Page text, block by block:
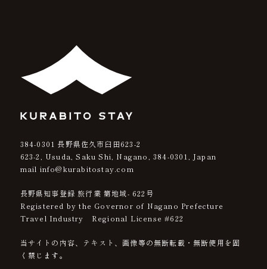
384-0301 長野県佐久市臼田623-2
623-2, Usuda, Saku Shi, Nagano, 384-0301
, Japan
mail info@kurabitostay.com
長野県知事登録 旅行業 第地域- 622号
Registered by the Governor of Nagano Prefecture
Travel Industry Regional License #622
当サイトの内容、テキスト、画像等の無断転載・無断使用を固
く禁じます。